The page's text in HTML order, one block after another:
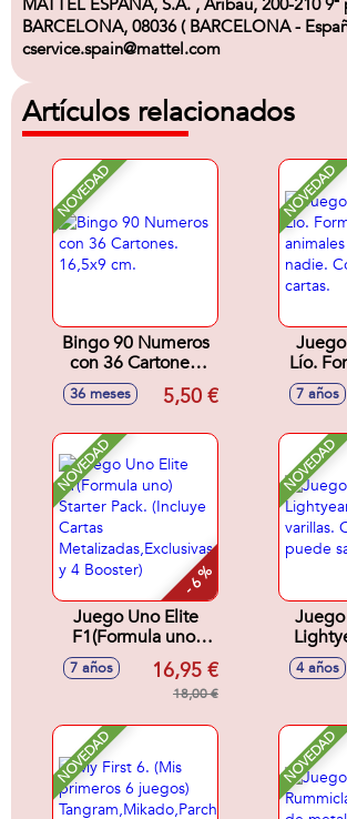
MATTEL ESPAÑA, S.A. , Aribau, 200-210
BARCELONA, 08036 ( BARCELONA -
cservice.spain@mattel.com
Artículos relacionados
NOVEDAD
Bingo 90 Numeros
con 36 Cartones.
16,5x9 cm.
36 meses 5,50 €
NOVEDAD
Lío.
nadie.
7 años
NOVEDAD
- 6 %
Juego Uno Elite
F1(Formula uno)
Starter Pack.
(Incluye Cartas
Metalizadas,Exclusivas
7 años 16,95 €
18,00 €
NOVEDAD
Juego
las
4 años
NOVEDAD NOVEDAD